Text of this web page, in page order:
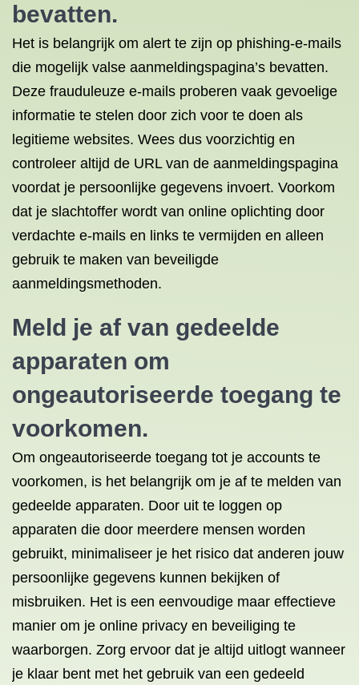
bevatten.
Het is belangrijk om alert te zijn op phishing-e-mails
die mogelijk valse aanmeldingspagina’s bevatten.
Deze frauduleuze e-mails proberen vaak gevoelige
informatie te stelen door zich voor te doen als
legitieme websites. Wees dus voorzichtig en
controleer altijd de URL van de aanmeldingspagina
voordat je persoonlijke gegevens invoert. Voorkom
dat je slachtoffer wordt van online oplichting door
verdachte e-mails en links te vermijden en alleen
gebruik te maken van beveiligde
aanmeldingsmethoden.
Meld je af van gedeelde
apparaten om
ongeautoriseerde toegang te
voorkomen.
Om ongeautoriseerde toegang tot je accounts te
voorkomen, is het belangrijk om je af te melden van
gedeelde apparaten. Door uit te loggen op
apparaten die door meerdere mensen worden
gebruikt, minimaliseer je het risico dat anderen jouw
persoonlijke gegevens kunnen bekijken of
misbruiken. Het is een eenvoudige maar effectieve
manier om je online privacy en beveiliging te
waarborgen. Zorg ervoor dat je altijd uitlogt wanneer
je klaar bent met het gebruik van een gedeeld